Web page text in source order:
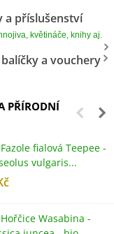
a příslušenství
květináče, knihy aj.
a vouchery
PŘÍRODNÍ
fialová Teepee -
vulgaris...
Wasabina -